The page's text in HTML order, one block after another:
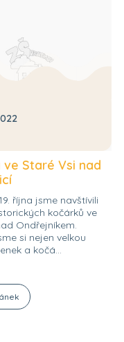
Staré Vsi nad
října jsme navštívili
kočárků ve
Ondřejníkem.
si nejen velkou
a kočá...